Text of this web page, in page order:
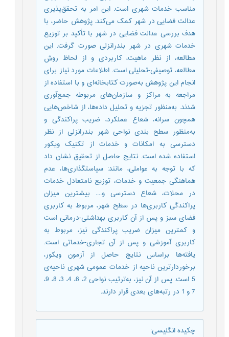
مناسب خدمات شهری است. این امر به تحقق‌پذیری
عدالت فضایی در شهر کمک می‌کند. پژوهش حاضر، با
هدف بررسی عدالت فضایی در شهر با تأکید بر توزیع
خدمات شهری در شهر بندرانزلی صورت گرفت. این
مطالعه، از نظر ماهیت، کاربردی و از لحاظ روش
مطالعه، توصیفی-تحلیلی است. اطلاعات مورد نیاز برای
انجام این پژوهش به‌صورت کتابخانه‌ای و با استفاده از
مراجعه به مراکز و سازمان‌های مربوطه جمع‌آوری
شدند. به‌منظور تجزیه و تحلیل داده‌ها، از شاخص‌هایی
همچون سرانه، شعاع عملکرد، ضریب پراکندگی و
به‌منظور سطح بندی نواحی شهر بندرانزلی از نظر
دسترسی به امکانات و خدمات از تکنیک ویکور
استفاده شده است. نتایج حاصل از تحقیق نشان داد
که با توجه به عواملی، مانند: سیاستگذاری‌ها، عدم
هماهنگی جمعیت و خدمات، توزیع نامتعادل خدمات
در محلات، شعاع دسترسی و.... بیشترین میزان
پراکندگی کاربری‌ها در سطح شهر، مربوط به کاربری
فضای سبز و پس از آن کاربری بهداشتی-درمانی است
و کمترین میزان ضریب پراکندگی نیز، مربوط به
کاربری آموزشی و پس از آن تجاری-خدماتی است.
یافته‌ها براساس نتایج حاصل از آزمون ویکور،
برخوردارترین ناحیه از خدمات عمومی شهری ناحیه‌ی
5 است. پس از آن نیز، به‌ترتیب نواحی 2، 6، 4، 3، 8، 9،
7 و 1 در رتبه‌های بعدی قرار دارند.
چکیده انگلیسی: